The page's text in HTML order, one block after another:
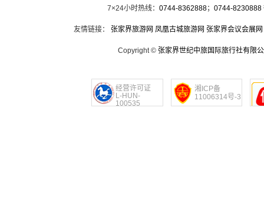
7×24小时热线： 0744-8362888； 0744-8230888
友情链接： 张家界旅游网 凤凰古城旅游网 张家界会议会展网
Copyright © 张家界世纪中旅国际旅行社有限
经营许可证
L-HUN-
100535
湘ICP备
11006314号-3